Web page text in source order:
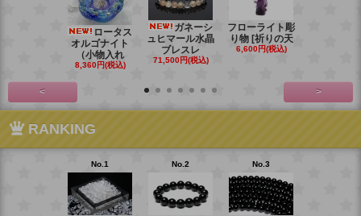
ロータス
オルゴナイト
（小物入れ
8,360円(税込)
ガネーシ
ュヒマール水晶
ブレスレ
71,500円(税込)
フローライト彫
り物 [祈りの天
6,600円(税込)
< >
RANKING
No.1 No.2 No.3